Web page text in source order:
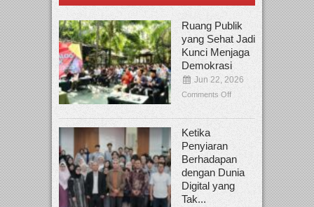
Ruang Publik
yang Sehat Jadi
Kunci Menjaga
Demokrasi
Jun 22, 2026
Comments Off
Ketika
Penyiaran
Berhadapan
dengan Dunia
Digital yang
Tak...